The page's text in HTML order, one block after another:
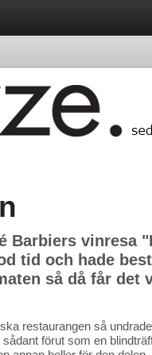
Barbiers vinresa
tid och hade
så då får det
restaurangen så
förut som en